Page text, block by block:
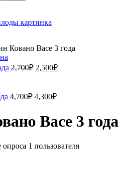
Ковано Васе 3 года
2,700₽ Первоначальная
2,700₽.
2,500₽Текущая
4,700₽ Первоначальная
4,700₽.
4,300₽Текущая
Васе 3 года
опроса 1 пользователя